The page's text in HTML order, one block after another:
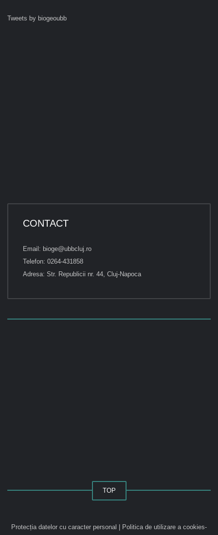
Tweets by biogeoubb
CONTACT
Email: bioge@ubbcluj.ro
Telefon: 0264-431858
Adresa: Str. Republicii nr. 44, Cluj-Napoca
TOP
Protecția datelor cu caracter personal | Politica de utilizare a cookies-